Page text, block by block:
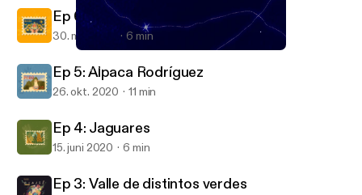
Viajes Inmóviles
Ep 6: Bahía de todos los santos.
30. maj 2022 6 min
Ep 5: Alpaca Rodríguez
26. okt. 2020 11 min
Ep 4: Jaguares
15. juni 2020 6 min
Ep 3: Valle de distintos verdes